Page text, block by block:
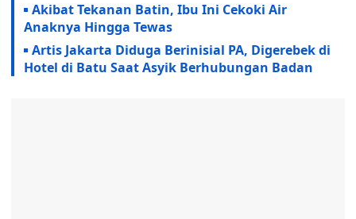
Akibat Tekanan Batin, Ibu Ini Cekoki Air
Anaknya Hingga Tewas
Artis Jakarta Diduga Berinisial PA, Digerebek di
Hotel di Batu Saat Asyik Berhubungan Badan